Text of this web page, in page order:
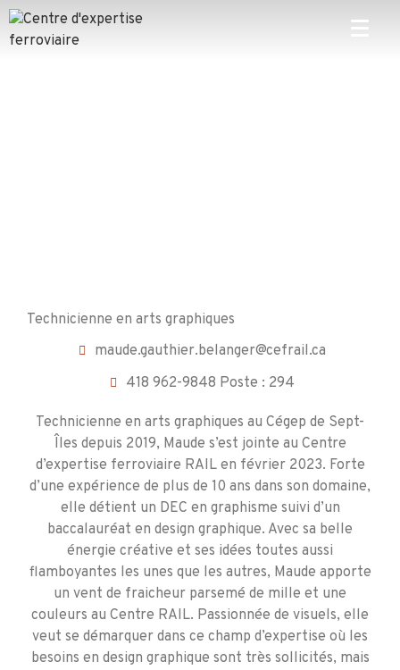
Technicienne en arts graphiques
maude.gauthier.belanger@cefrail.ca
418 962-9848 Poste : 294
Technicienne en arts graphiques au Cégep de Sept-
Îles depuis 2019, Maude s’est jointe au Centre
d’expertise ferroviaire RAIL en février 2023. Forte
d’une expérience de plus de 10 ans dans son domaine,
elle détient un DEC en graphisme suivi d’un
baccalauréat en design graphique. Avec sa belle
énergie créative et ses idées toutes aussi
flamboyantes les unes que les autres, Maude apporte
un vent de fraicheur parsemé de mille et une
couleurs au Centre RAIL. Passionnée de visuels, elle
veut se démarquer dans ce champ d’expertise où les
besoins en design graphique sont très sollicités, mais